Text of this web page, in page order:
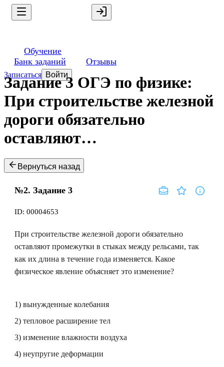
Обучение
Банк заданий
Отзывы
Записаться Войти
Задание 3 ОГЭ по физике:
При строительстве железной
дороги обязательно
оставляют…
Вернуться назад
№2. Задание 3
ID: 00004653
При строительстве железной дороги обязательно
оставляют промежутки в стыках между рельсами, так
как их длина в течение года изменяется. Какое
физическое явление объясняет это изменение?
1) вынужденные колебания
2) тепловое расширение тел
3) изменение влажности воздуха
4) неупругие деформации